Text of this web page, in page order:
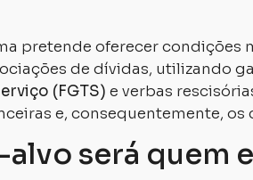
pretende oferecer condições
de dívidas, utilizando
(FGTS) e verbas
e, consequentemente,
será quem